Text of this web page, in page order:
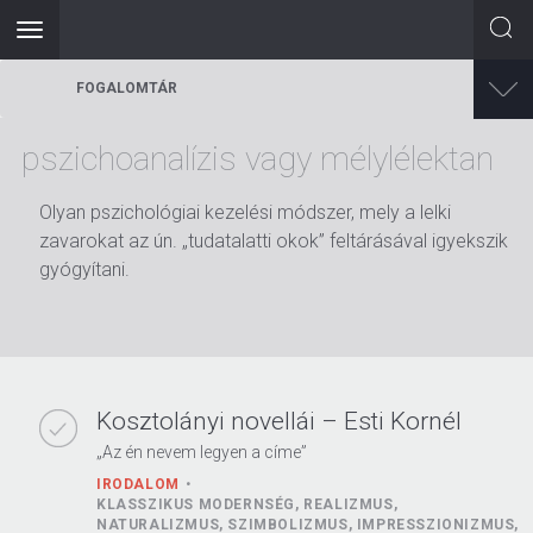
Toggle
navigation
FOGALOMTÁR
pszichoanalízis vagy mélylélektan
Olyan pszichológiai kezelési módszer, mely a lelki
zavarokat az ún. „tudatalatti okok” feltárásával igyekszik
gyógyítani.
Kosztolányi novellái – Esti Kornél
„Az én nevem legyen a címe”
IRODALOM
KLASSZIKUS MODERNSÉG, REALIZMUS,
NATURALIZMUS, SZIMBOLIZMUS, IMPRESSZIONIZMUS,